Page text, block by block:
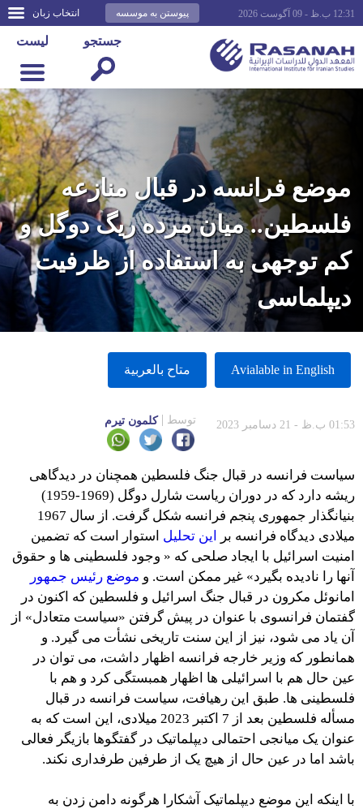
انتخاب زبان پیوستن به موسسه 12:31 ب.ظ - 09 آگوست 2026
لیست جستجو
موضع فرانسه در قبال منازعه
فلسطین.. میان مرده ریگ دوگل و
کم توجهی به استفاده از ظرفیت
دیپلماسی
Avialable in English متاح بالعربية
01:53 ب.ظ - 21 دسامبر 2023 توسط کلمون تیرم
سیاست فرانسه در قبال جنگ فلسطین همچنان در دیدگاهی
ریشه دارد که در دوران ریاست شارل دوگل (1969-1959)
بنیانگذار جمهوری پنجم فرانسه شکل گرفت. از سال 1967
میلادی دیدگاه فرانسه بر
این تحلیل استوار است که تضمین
امنیت اسرائیل با ایجاد صلحی که « وجود فلسطینی ها و حقوق
آنها را نادیده بگیرد» غیر ممکن است. و موضع رئیس جمهور
امانوئل مکرون در قبال جنگ اسرائیل و فلسطین که اکنون در
گفتمان فرانسوی با عنوان در پیش گرفتن «سیاست متعادل» از
آن یاد می شود، نیز از این سنت تاریخی نشأت می گیرد. و
همانطور که وزیر خارجه فرانسه اظهار داشت، می توان در
عین حال هم با اسرائیلی ها اظهار همبستگی کرد و هم با
فلسطینی ها. طبق این رهیافت، سیاست فرانسه در قبال
مسأله فلسطین بعد از 7 اکتبر 2023 میلادی، این است که به
عنوان یک میانجی احتمالی دیپلماتیک در گفتگوها بازیگر فعالی
باشد اما در عین حال از هیچ یک از طرفین طرفداری نکند.
با اینکه این موضع دیپلماتیک آشکارا هرگونه دامن زدن به